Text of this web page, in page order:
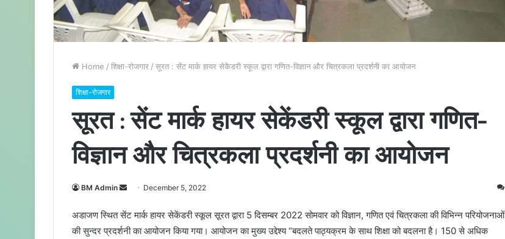
Home / शिक्षा-रोजगार / सूरत : सेंट मार्क हायर सेकेंडरी स्कूल द्वारा गणित-विज्ञान और चित्रकला प्रदर्शनी का आयोजन
शिक्षा-रोजगार
सूरत : सेंट मार्क हायर सेकेंडरी स्कूल द्वारा गणित-
विज्ञान और चित्रकला प्रदर्शनी का आयोजन
BM Admin
n
d
December 5, 2022
अडाजण स्थित सेंट मार्क हायर सेकेंडरी स्कूल सूरत द्वारा 5 दिसम्बर 2022 सोमवार को विज्ञान, गणित एवं चित्रकला की विभिन्न परियोजनाओं
की सुन्दर प्रदर्शनी का आयोजन किया गया। आयोजन का मुख्य उद्देश्य “बदलते पाठ्यक्रम के साथ शिक्षा को बदलना है। 150 से अधिक